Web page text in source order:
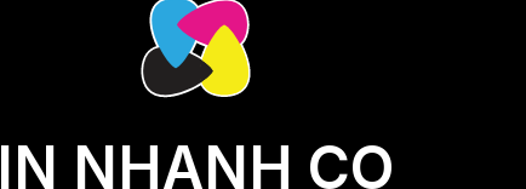
IN NHANH CO